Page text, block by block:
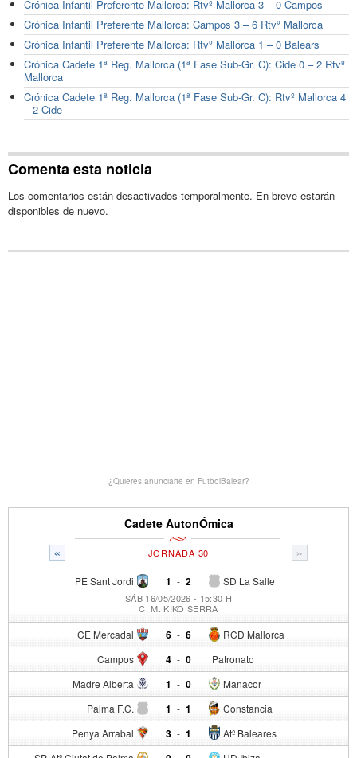
Crónica Infantil Preferente Mallorca: Rtvº Mallorca 3 – 0 Campos
Crónica Infantil Preferente Mallorca: Campos 3 – 6 Rtvº Mallorca
Crónica Infantil Preferente Mallorca: Rtvº Mallorca 1 – 0 Balears
Crónica Cadete 1ª Reg. Mallorca (1ª Fase Sub-Gr. C): Cide 0 – 2 Rtvº
Mallorca
Crónica Cadete 1ª Reg. Mallorca (1ª Fase Sub-Gr. C): Rtvº Mallorca 4
– 2 Cide
Comenta esta noticia
Los comentarios están desactivados temporalmente. En breve estarán
disponibles de nuevo.
¿Quieres anunciarte en FutbolBalear?
Cadete AutonÓmica
« »
JORNADA 30
PE Sant Jordi 1 - SD La Salle
2
SÁB 16/05/2026 - 15:30 H
C. M. KIKO SERRA
CE Mercadal 6 - RCD Mallorca
6
Campos 4 - Patronato
0
Madre Alberta 1 - Manacor
0
Palma F.C. 1 - Constancia
1
Penya Arrabal 3 - Atº Baleares
1